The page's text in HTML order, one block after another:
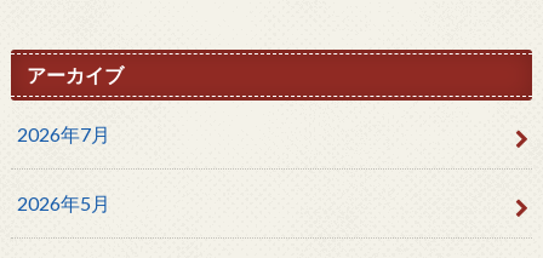
アーカイブ
2026年7月
2026年5月